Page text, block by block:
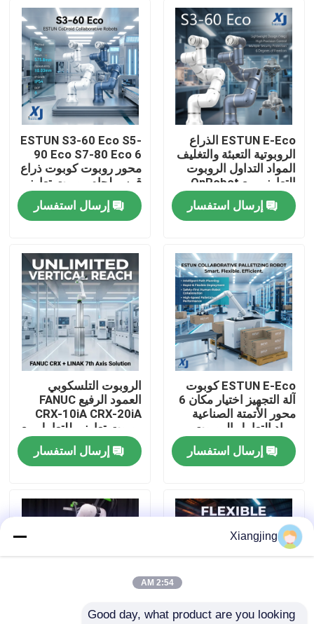
المنزل
المنتجات
فيديوهات
معلومات عنا
جولة في المعمل
رقابة جودة
مدونة
ذراع روبوت صناعي
ESTUN E-Eco الذراع
الروبوتية التعبئة والتغليف
المواد التداول الروبوت
التعاوني مع OnRobot
المقبض
إرسال استفسار
ESTUN S3-60 Eco S5-
90 Eco S7-80 Eco 6
محور روبوت كوبوت ذراع
قوس لحام روبوت تعاوني
CNGBS محرك تحديد
المواقع لحامإرسال استفسار
ESTUN E-Eco كوبوت
آلة التجهيز اختيار مكان 6
محور الأتمتة الصناعية
مواد التعامل الروبوت
التعاوني
إرسال استفسار
الروبوت التلسكوبي
العمود الرفيع FANUC
CRX-10iA CRX-20iA
روبوت تعاوني للتعامل مع
الحاويات
إرسال استفسار
Xiangjing
2:54 AM
Good day, what product are you looking